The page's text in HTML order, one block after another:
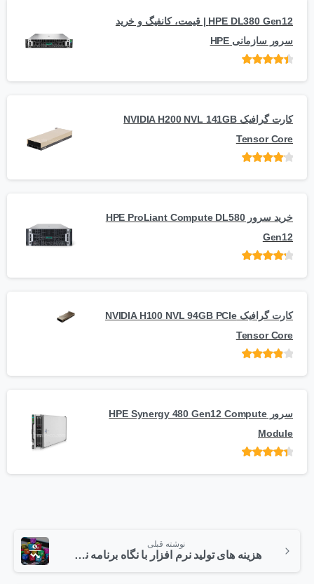
HPE DL380 Gen12 | قیمت، کانفیگ و خرید
سرور سازمانی HPE
کارت گرافیک NVIDIA H200 NVL 141GB
Tensor Core
5
خرید سرور HPE ProLiant Compute DL580
Gen12
کارت گرافیک NVIDIA H100 NVL 94GB PCIe
Tensor Core
5
سرور HPE Synergy 480 Gen12 Compute
Module
نوشته قبلی
هزینه های تولید نرم افزار با نگاه برنامه نویس محور – بخش اول